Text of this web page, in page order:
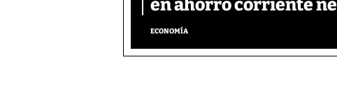
en ahorro corriente
ECONOMÍA